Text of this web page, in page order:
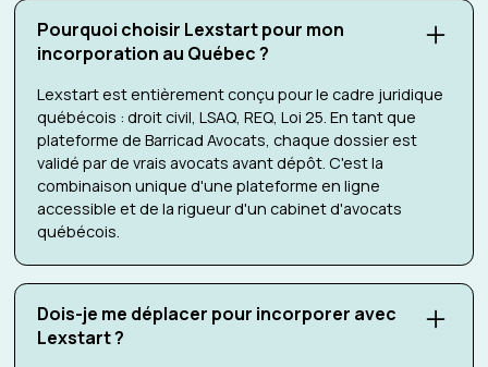
Pourquoi choisir Lexstart pour mon
incorporation au Québec ?
Lexstart est entièrement conçu pour le cadre juridique
québécois : droit civil, LSAQ, REQ, Loi 25. En tant que
plateforme de Barricad Avocats, chaque dossier est
validé par de vrais avocats avant dépôt. C'est la
combinaison unique d'une plateforme en ligne
accessible et de la rigueur d'un cabinet d'avocats
québécois.
Dois-je me déplacer pour incorporer avec
Lexstart ?